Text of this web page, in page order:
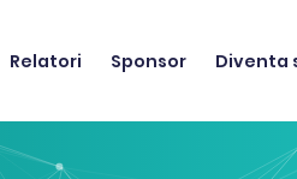
Relatori Sponsor Diventa